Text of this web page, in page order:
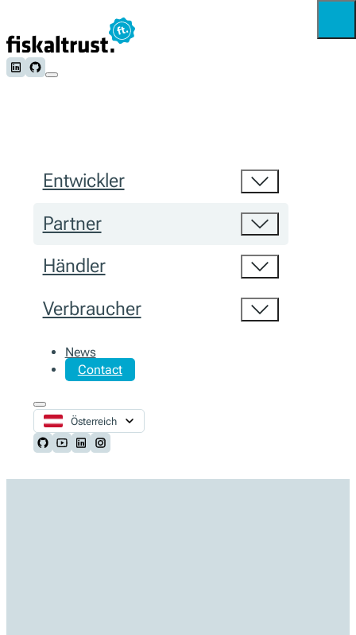
Follow us on LinkedIn
Follow us on Github
Entwickler
Partner
Händler
Verbraucher
News
Contact
Österreich
Follow us on Github
Follow us on Youtube
Follow us on LinkedIn
Follow us on Instagram